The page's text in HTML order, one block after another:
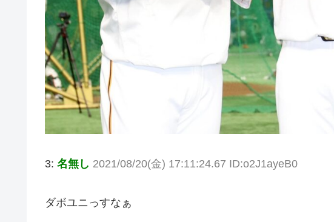
3: 名無し 2021/08/20(金) 17:11:24.67 ID:o2J1ayeB0
ダボユニっすなぁ